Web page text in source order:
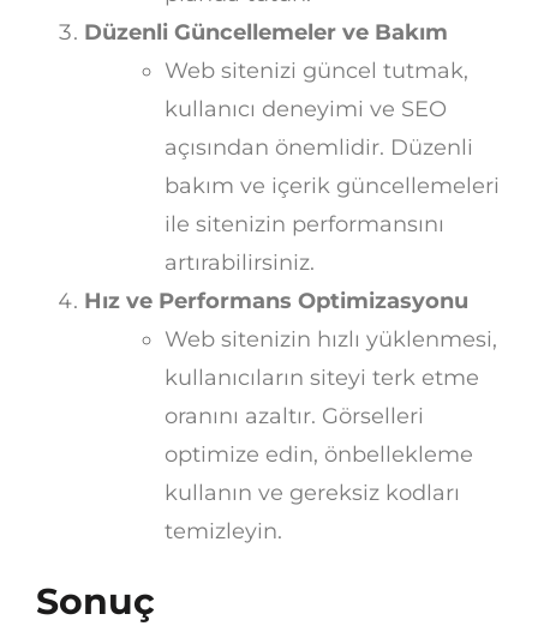
Düzenli Güncellemeler ve Bakım
Web sitenizi güncel tutmak,
kullanıcı deneyimi ve SEO
açısından önemlidir. Düzenli
bakım ve içerik güncellemeleri
ile sitenizin performansını
artırabilirsiniz.
Hız ve Performans Optimizasyonu
Web sitenizin hızlı yüklenmesi,
kullanıcıların siteyi terk etme
oranını azaltır. Görselleri
optimize edin, önbellekleme
kullanın ve gereksiz kodları
temizleyin.
Sonuç